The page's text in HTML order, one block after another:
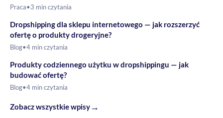
Praca•3 min czytania
Dropshipping dla sklepu internetowego — jak rozszerzyć
ofertę o produkty drogeryjne?
Blog•4 min czytania
Produkty codziennego użytku w dropshippingu — jak
budować ofertę?
Blog•4 min czytania
Zobacz wszystkie wpisy→